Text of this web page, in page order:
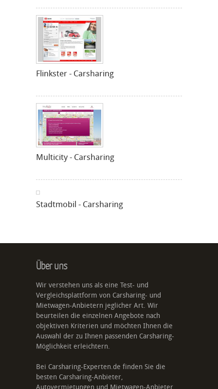
Flinkster - Carsharing
Multicity - Carsharing
Stadtmobil - Carsharing
Über uns
Wir verstehen uns als eine Test- und
Vergleichsplattform von Carsharing- und
Mietwagen-Anbietern jeglicher Art. Wir
beurteilen die einzelnen Angebote nach
objektiven Kriterien und möchten Ihnen die
Auswahl der zu Ihnen passenden Carsharing-
Möglichkeit erleichtern.
Bei Carsharing-Experten.de finden Sie die
besten Carsharing-Anbieter,
Autovermietungen und Mietwagen-Anbieter